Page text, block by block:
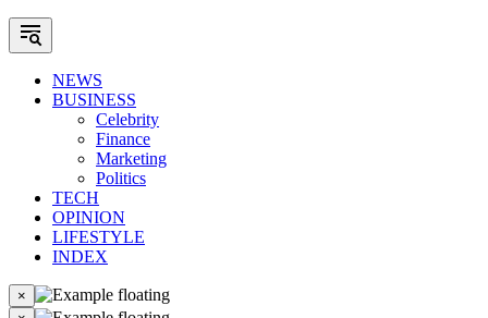
NEWS
BUSINESS
Celebrity
Finance
Marketing
Politics
TECH
OPINION
LIFESTYLE
INDEX
×